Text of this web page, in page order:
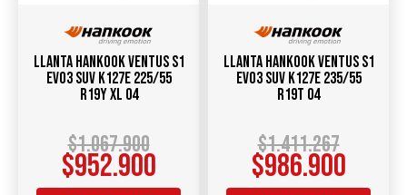
Llanta Hankook Ventus S1
Evo3 SUV K127E 225/55
R19Y XL 04
$1.067.900
$952.900
Llanta Hankook Ventus S1
Evo3 SUV K127E 235/55
R19T 04
$1.411.267
$986.900